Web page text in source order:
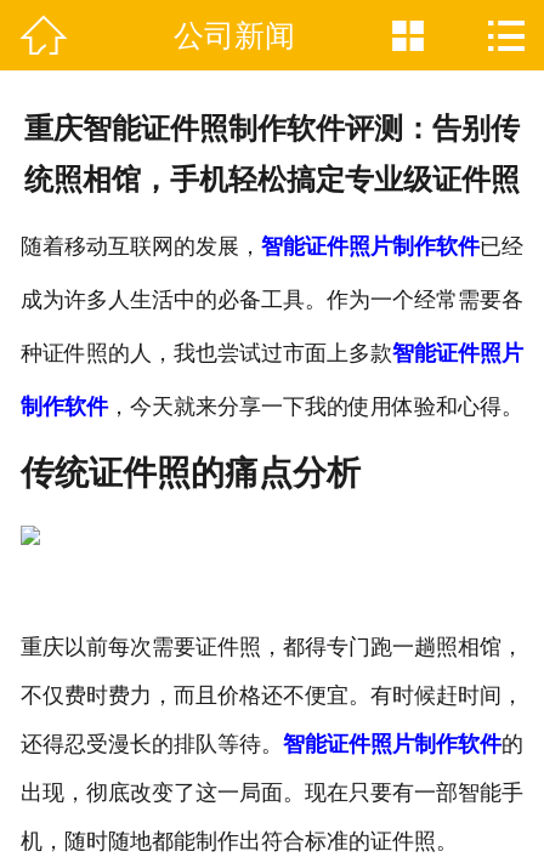
网站首页
 公司新闻  
重庆智能证件照制作软件评测：告别传
统照相馆，手机轻松搞定专业级证件照
随着移动互联网的发展， 智能证件照片制作软件已经
成为许多人生活中的必备工具。作为一个经常需要各
种证件照的人，我也尝试过市面上多款智能证件照片
制作软件，今天就来分享一下我的使用体验和心得。
传统证件照的痛点分析
重庆以前每次需要证件照，都得专门跑一趟照相馆，
不仅费时费力，而且价格还不便宜。有时候赶时间，
还得忍受漫长的排队等待。 智能证件照片制作软件的
出现，彻底改变了这一局面。现在只要有一部智能手
机，随时随地都能制作出符合标准的证件照。